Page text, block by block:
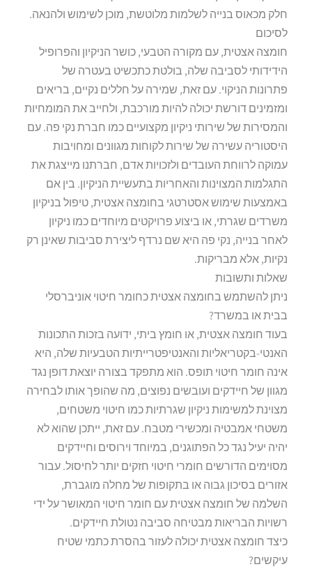
חלק מכאוס בנייה לשלמות מלוטשת, מוכן לשימוש ולהנאה.
לסיכום
חומצה אצטית, עם מקורה הטבעי, כושר הניקיון והפרופיל
הידידותי לסביבה שלה, בולטת כתכשיט בעטרה של
פתרונות הניקוי. עם זאת, שמירה על חללים נקיים, בריאים
ומזמינים דורשת יכולה להיות מורכבת, ולחייב את המומחיות
והמסירות של שירותי ניקיון מקצועיים כמו חברת נקי פה. עם
היסטוריה עשירה של שירות לקוחות מגוונים ומחויבות
עמוקה לרווחת העובדים ולזכויות אדם, חברתנו מייצגת את
התגלמות המצוינות והאחריות בתעשיית הניקיון. בין אם
באמצעות שימוש אסטרטגי בחומצה אצטית, טיפול בניקיון
משרדים שגרתי, או ביצוע פרויקטים מיוחדים כמו ניקיון
לאחר בנייה, נקי פה היא שם נרדף ליצירת סביבות שאינן רק
נקיות, אלא מבריקות.
שאלות ותשובות
ניתן להשתמש בחומצה אצטית כחומר חיטוי אוניברסלי
בבית או במשרד?
בעוד חומצה אצטית, או חומץ ביתי, ידועה בזכות התכונות
האנטי-בקטריאליות והאנטיפטרייתיות הטבעיות שלה, היא
אינה חומר חיטוי תופס. הוא מתפקד בצורה יוצאת דופן נגד
מגוון של חיידקים ועובשים נפוצים, מה שהופך אותו לבחירה
מצוינת למשימות ניקיון שגרתיות כמו חיטוי משטחים,
משטחי אמבטיה ומכשירי מטבח. עם זאת, ייתכן שהוא לא
יהיה יעיל נגד כל הפתוגנים, במיוחד וירוסים וחיידקים
מסוימים הדורשים חומרי חיטוי חזקים יותר לחיסול. עבור
אזורים בסיכון גבוה או בתקופות של מחלה מוגברת,
השלמה של חומצה אצטית עם חומר חיטוי המאושר על ידי
רשויות הבריאות מבטיחה סביבה נטולת חיידקים.
כיצד חומצה אצטית יכולה לעזור בהסרת כתמי שטיח
עיקשים?